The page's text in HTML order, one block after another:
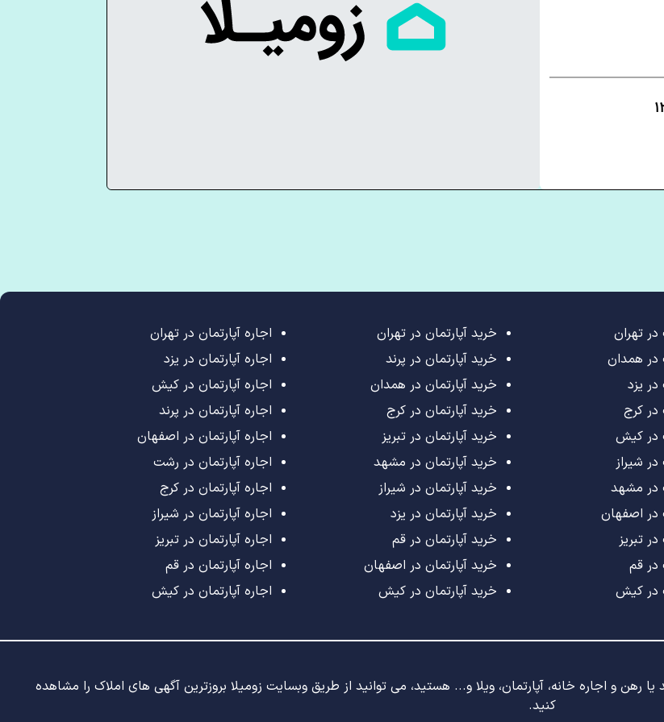
تهران
در همدان
یزد
در کرج
در کیش
شیراز
در مشهد
در اصفهان
تبریز
در قم
در کیش
خرید آپارتمان در تهران
خرید آپارتمان در پرند
خرید آپارتمان در همدان
خرید آپارتمان در کرج
خرید آپارتمان در تبریز
خرید آپارتمان در مشهد
خرید آپارتمان در شیراز
خرید آپارتمان در یزد
خرید آپارتمان در قم
خرید آپارتمان در اصفهان
خرید آپارتمان در کیش
اجاره آپارتمان در تهران
اجاره آپارتمان در یزد
اجاره آپارتمان در کیش
اجاره آپارتمان در پرند
اجاره آپارتمان در اصفهان
اجاره آپارتمان در رشت
اجاره آپارتمان در کرج
اجاره آپارتمان در شیراز
اجاره آپارتمان در تبریز
اجاره آپارتمان در قم
اجاره آپارتمان در کیش
رهن و اجاره خانه، آپارتمان، ویلا و... هستید، می توانید از طریق وبسایت زومیلا بروزترین آگهی های املاک را مشاهده
کنید.